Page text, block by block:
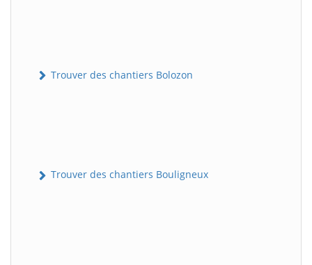
Trouver des chantiers Bolozon
Trouver des chantiers Bouligneux